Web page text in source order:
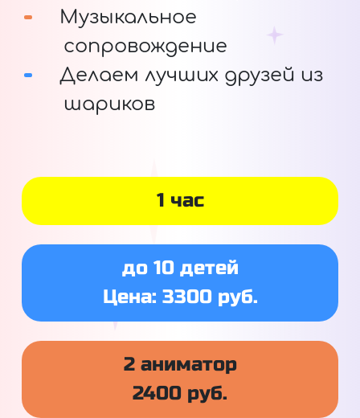
Музыкальное
сопровождение
Делаем лучших друзей из
шариков
1 час
до 10 детей
Цена: 3300 руб.
2 аниматор
2400 руб.